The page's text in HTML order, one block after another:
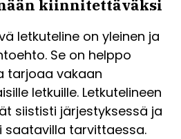
kiinnitettäväksi
letkuteline on yleinen ja
Se on helppo
tarjoaa vakaan
letkuille. Letkutelineen
siististi järjestyksessä ja
saatavilla tarvittaessa.